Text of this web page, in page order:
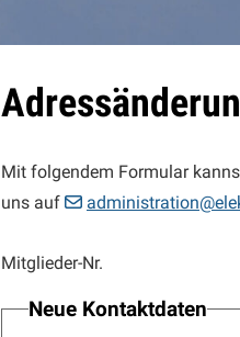
Mit folgendem Formular
uns auf
Mitglieder-Nr.
Neue Kontaktdaten